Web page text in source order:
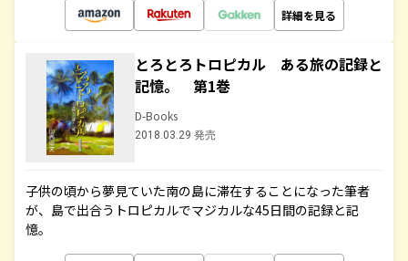
詳細を見る
とろとろトロピカル ある旅の記録と
記憶。 第1巻
D-Books
2018.03.29 発売
子供の頃から夢見ていた南の島に滞在することになった筆者
が、島で出合うトロピカルでマジカルな45日間の記録と記
憶。